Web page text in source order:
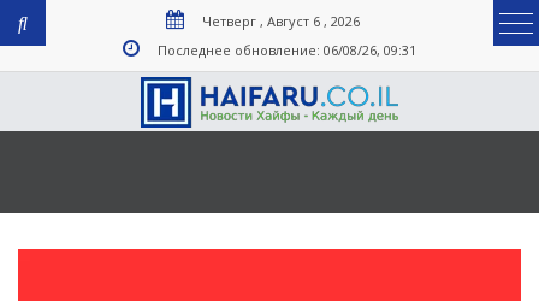
Четверг , Август 6 , 2026
Последнее обновление: 06/08/26, 09:31